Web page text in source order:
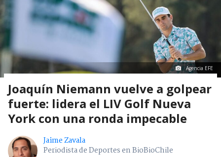
Agencia EFE
Joaquín Niemann vuelve a golpear
fuerte: lidera el LIV Golf Nueva
York con una ronda impecable
Jaime Zavala
Periodista de Deportes en BioBioChile